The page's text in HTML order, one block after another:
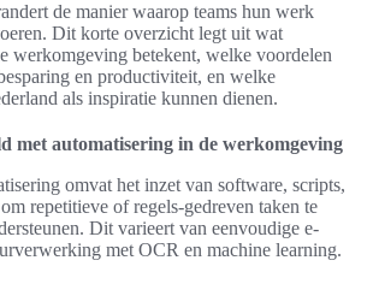
de manier waarop teams hun werk
Dit korte overzicht legt uit wat
werkomgeving betekent, welke voordelen
en productiviteit, en welke
als inspiratie kunnen dienen.
met automatisering in de werkomgeving
omvat het inzet van software, scripts,
repetitieve of regels-gedreven taken te
Dit varieert van eenvoudige e-
met OCR en machine learning.